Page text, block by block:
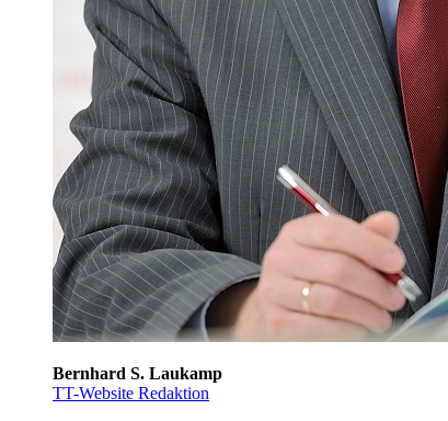
Bernhard S. Laukamp
TT-Website Redaktion